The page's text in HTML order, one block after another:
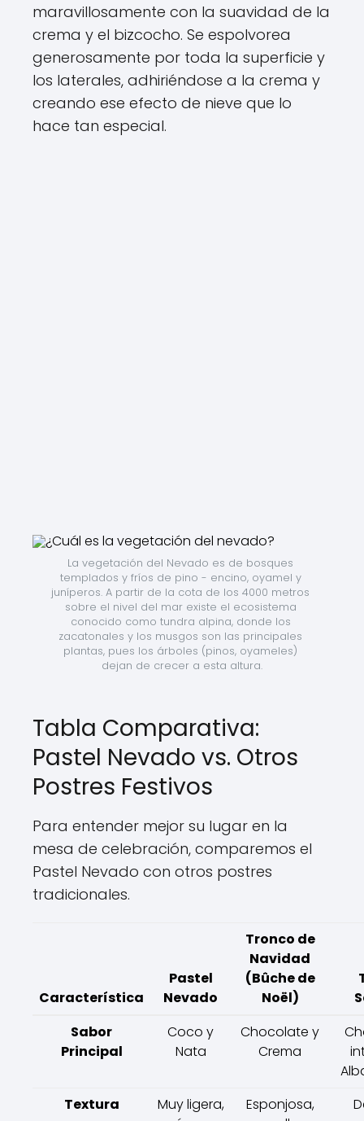
maravillosamente con la suavidad de la
crema y el bizcocho. Se espolvorea
generosamente por toda la superficie y
los laterales, adhiriéndose a la crema y
creando ese efecto de nieve que lo
hace tan especial.
La vegetación del Nevado es de bosques
templados y fríos de pino - encino, oyamel y
juníperos. A partir de la cota de los 4000 metros
sobre el nivel del mar existe el ecosistema
conocido como tundra alpina, donde los
zacatonales y los musgos son las principales
plantas, pues los árboles (pinos, oyameles)
dejan de crecer a esta altura.
Tabla Comparativa:
Pastel Nevado vs. Otros
Postres Festivos
Para entender mejor su lugar en la
mesa de celebración, comparemos el
Pastel Nevado con otros postres
tradicionales.
Característica
Pastel
Nevado
Tronco de
Navidad
(Bûche de
Noël)
Sabor
Principal
Coco y
Nata
Chocolate y
Crema
Textura
Muy ligera,
Esponjosa,